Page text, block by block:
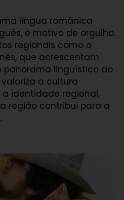
língua românica
é motivo de orgulho.
regionais como o
que acrescentam
panorama linguístico do
a cultura
identidade regional,
região contribui para a